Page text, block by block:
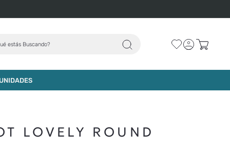
estás Buscando?
AGREGAR AL CARRO
LOVELY ROUND